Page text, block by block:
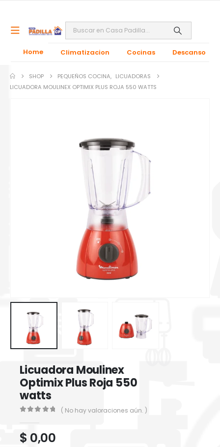
Home Climatizacion Cocinas Descanso
SHOP PEQUEÑOS COCINA, LICUADORAS
LICUADORA MOULINEX OPTIMIX PLUS ROJA 550 WATTS
Licuadora Moulinex
Optimix Plus Roja 550
watts
( No hay valoraciones aún. )
$ 0,00